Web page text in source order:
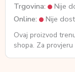
Trgovina:
Nije
Online:
Nije
Ovaj proizvod
shopa. Za